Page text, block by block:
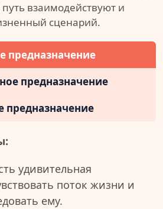
взаимодействуют и
сценарий.
предназначение
предназначение
предназначение
удивительная
поток жизни и
ему.